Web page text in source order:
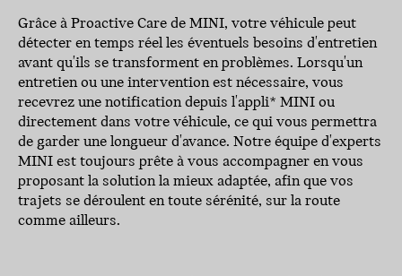
Grâce à Proactive Care de MINI, votre véhicule peut
détecter en temps réel les éventuels besoins d'entretien
avant qu'ils se transforment en problèmes. Lorsqu'un
entretien ou une intervention est nécessaire, vous
recevrez une notification depuis l'appli* MINI ou
directement dans votre véhicule, ce qui vous permettra
de garder une longueur d'avance. Notre équipe d'experts
MINI est toujours prête à vous accompagner en vous
proposant la solution la mieux adaptée, afin que vos
trajets se déroulent en toute sérénité, sur la route
comme ailleurs.